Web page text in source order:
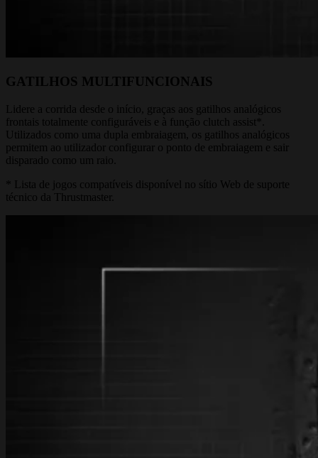
GATILHOS MULTIFUNCIONAIS
Lidere a corrida desde o início, graças aos gatilhos analógicos
frontais totalmente configuráveis e à função clutch assist*.
Utilizados como uma dupla embraiagem, os gatilhos analógicos
permitem ao utilizador configurar o ponto de embraiagem e sair
disparado como um raio.
* Lista de jogos compatíveis disponível no sítio Web de suporte
técnico da Thrustmaster.